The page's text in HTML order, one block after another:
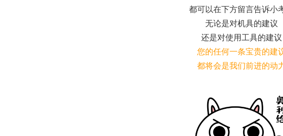
都可以在下方留言告诉小
无论是对机具的建议
还是对使用工具的建议
您的任何一条宝贵的建
都将会是我们前进的动